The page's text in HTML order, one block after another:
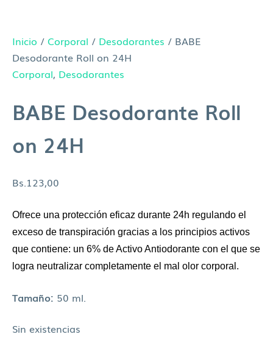
Inicio / Corporal / Desodorantes / BABE
Desodorante Roll on 24H
Corporal, Desodorantes
BABE Desodorante Roll
on 24H
Bs.123,00
Ofrece una protección eficaz durante 24h regulando el
exceso de transpiración gracias a los principios activos
que contiene: un 6% de Activo Antiodorante con el que se
logra neutralizar completamente el mal olor corporal.
Tamaño: 50 ml.
Sin existencias